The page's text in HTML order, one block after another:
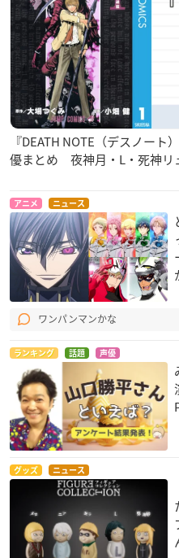
『DEATH NOTE（デスノー
優まとめ 夜神月・L・死神リ
アニメ ニュース
ワンパンマンかな
ランキング 話題 声優
グッズ ニュース